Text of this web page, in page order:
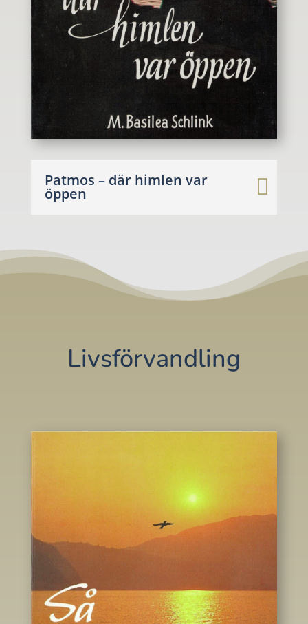
Patmos – där himlen var
öppen
Livsförvandling